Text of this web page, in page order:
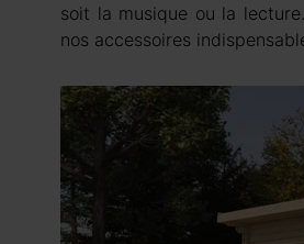
soit la musique ou la
nos accessoires